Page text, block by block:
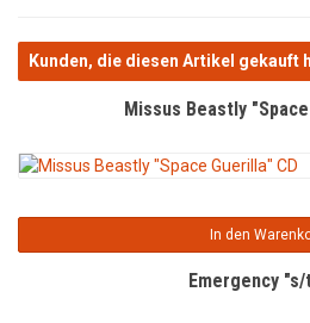
Kunden, die diesen Artikel gekauft
Missus Beastly
In den
Emergency "s/